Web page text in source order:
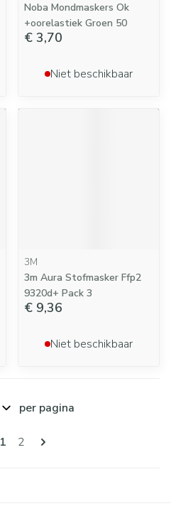
Noba Mondmaskers Ok
+oorelastiek Groen 50
€ 3,70
Niet beschikbaar
3M
3m Aura Stofmasker Ffp2
9320d+ Pack 3
€ 9,36
Niet beschikbaar
Pagina's
U lees momenteel pagina
1 Pagina
2
per pagina